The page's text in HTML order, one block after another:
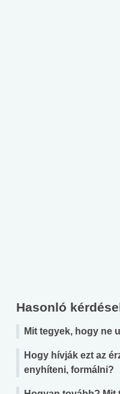
Hasonló
Mit tegyek, hogy ne
Hogy hívják ezt az
enyhíteni, formálni?